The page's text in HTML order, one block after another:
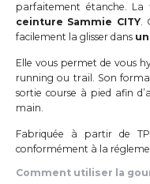
parfaitement étanche. La
ceinture Sammie CITY.
facilement la glisser dans
Elle vous permet de vous
running ou trail. Son
sortie course à pied afin
main.
Fabriquée à partir de
conformément à la
Comment utiliser la